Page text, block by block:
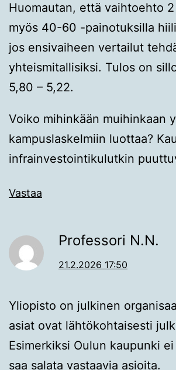
Huomautan, että vaihtoehto
myös 40-60 -painotuksilla
jos ensivaiheen vertailut
yhteismitallisiksi. Tulos on
5,80 – 5,22.
Voiko mihinkään muihinkaan
kampuslaskelmiin luottaa?
infrainvestointikulutkin
Vastaa
Professori N.N.
21.2.2026 17:50
Yliopisto on julkinen
asiat ovat lähtökohtaisesti
Esimerkiksi Oulun kaupunki
saa salata vastaavia asioita.